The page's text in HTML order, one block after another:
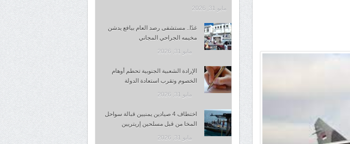
مايو 31, 2026
غدًا.. مستشفى رصد العام بيافع يدشن
مخيمه الجراحي المجاني
مايو 31, 2026
الإرادة الشعبية الجنوبية تحطم أوهام
الخصوم وتقرب استعادة الدولة
مايو 31, 2026
اختطاف 4 صيادين يمنيين قبالة سواحل
المخا من قبل مسلحين إريتريين
مايو 31, 2026